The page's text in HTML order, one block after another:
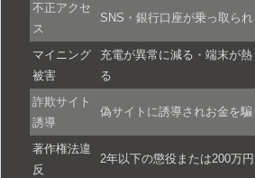
不正アクセ
ス
SNS・銀行口座が乗っ取られ
マイニング
被害
充電が異常に減る・端末が
る
詐欺サイト
誘導
偽サイトに誘導されお金を騙
著作権法違
反
2年以下の懲役または200万